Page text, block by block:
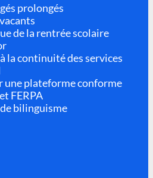
prolongés
de la rentrée scolaire
la continuité des services
une plateforme conforme
FERPA
bilinguisme